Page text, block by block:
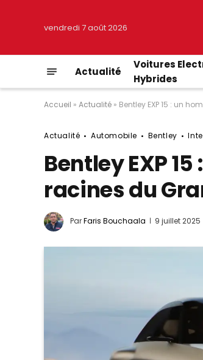
vendredi 7 août 2026
Actualité
Voitures
Hybrides
Accueil » Actualité » Bentley EXP 15 : un
Actualité Automobile Bentley
Bentley EXP
racines du
ParFaris Bouchaala 9 juillet 2025